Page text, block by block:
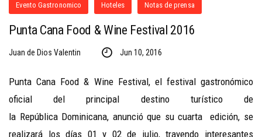
Evento Gastronomico Hoteles Notas de prensa
Punta Cana Food & Wine Festival 2016
Juan de Dios Valentin Jun 10, 2016
Punta Cana Food & Wine Festival, el festival gastronómico
oficial del principal destino turístico de
la República Dominicana, anunció que su cuarta edición, se
realizará los días 01 y 02 de julio, trayendo interesantes